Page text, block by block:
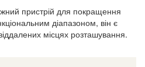
пристрій для покращення
діапазоном, він є
місцях розташування.